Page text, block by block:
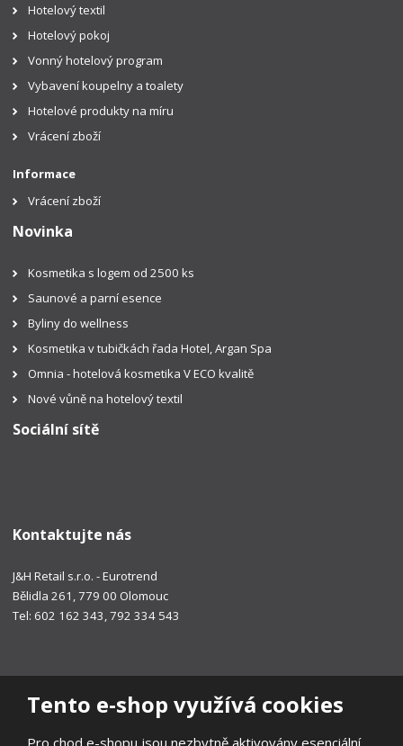
Tento e-shop využívá cookies
Pro chod e-shopu jsou nezbytně aktivovány esenciální
Hotelový textil
Hotelový pokoj
Vonný hotelový program
Vybavení koupelny a toalety
Hotelové produkty na míru
Vrácení zboží
Informace
Vrácení zboží
Novinka
Kosmetika s logem od 2500 ks
Saunové a parní esence
Byliny do wellness
Kosmetika v tubičkách řada Hotel, Argan Spa
Omnia - hotelová kosmetika V ECO kvalitě
Nové vůně na hotelový textil
Sociální sítě
Kontaktujte nás
J&H Retail s.r.o. - Eurotrend
Bělidla 261, 779 00 Olomouc
Tel: 602 162 343, 792 334 543